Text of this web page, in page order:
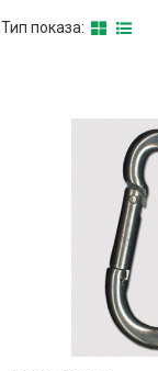
Тип показа: